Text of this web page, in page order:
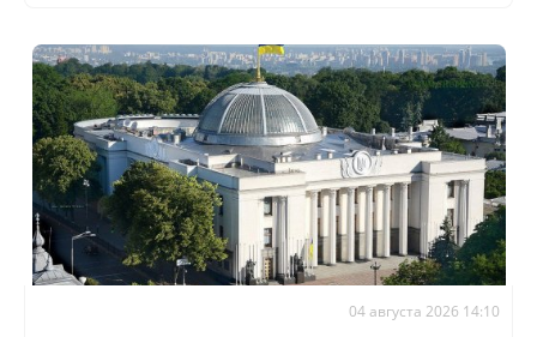
04 августа 2026 14:10